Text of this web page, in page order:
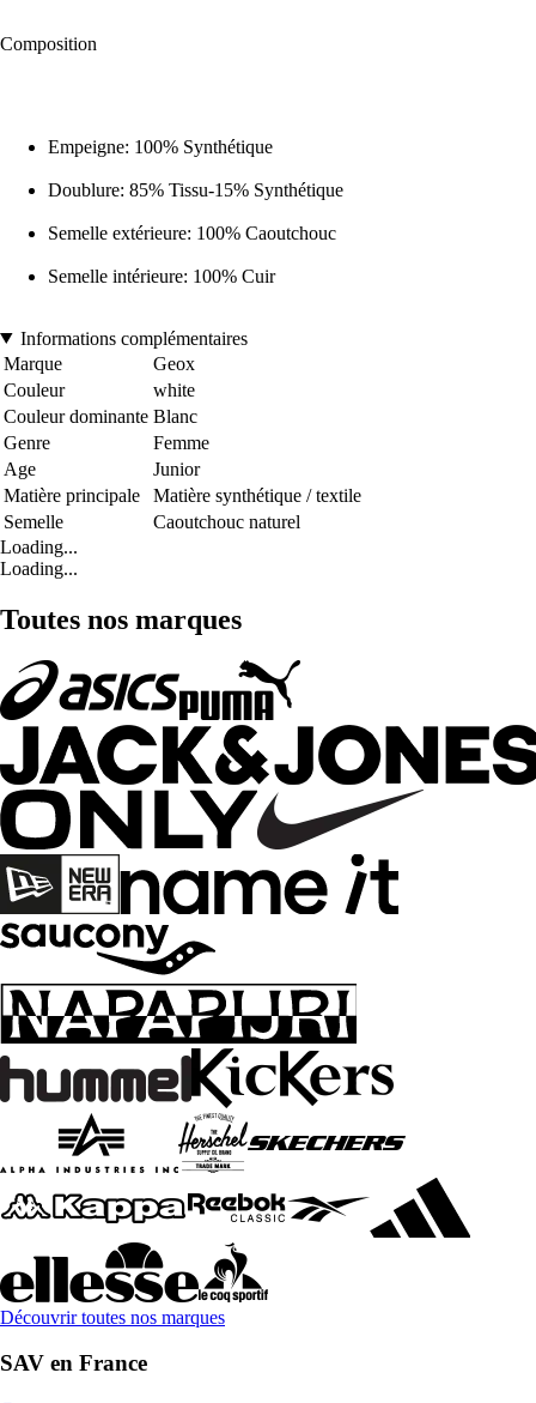
Composition
Empeigne: 100% Synthétique
Doublure: 85% Tissu-15% Synthétique
Semelle extérieure: 100% Caoutchouc
Semelle intérieure: 100% Cuir
Informations complémentaires
Marque
Geox
Couleur
white
Couleur dominante Blanc
Genre
Femme
Age
Junior
Matière principale
Matière synthétique / textile
Semelle
Caoutchouc naturel
Loading...
Loading...
Toutes nos marques
Découvrir toutes nos marques
SAV en France